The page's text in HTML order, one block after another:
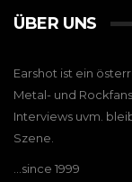
ÜBER UNS
Earshot ist ein
Metal- und
Interviews uvm.
Szene.
…since 1999